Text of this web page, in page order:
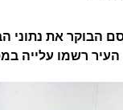
העיר רשמו עלייה